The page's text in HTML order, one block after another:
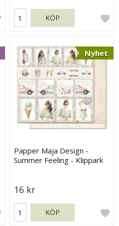
KÖP
Nyhet
Papper Maja Design -
Summer Feeling - Klippark
16 kr
KÖP